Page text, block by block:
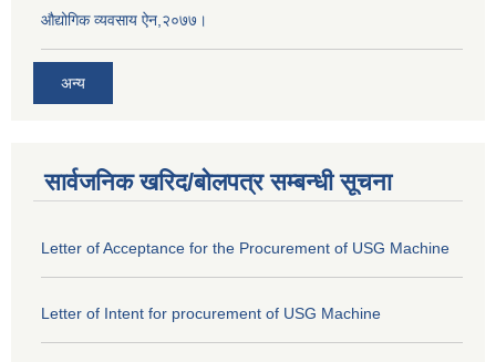
औद्योगिक व्यवसाय ऐन,२०७७।
अन्य
सार्वजनिक खरिद/बोलपत्र सम्बन्धी सूचना
Letter of Acceptance for the Procurement of USG Machine
Letter of Intent for procurement of USG Machine